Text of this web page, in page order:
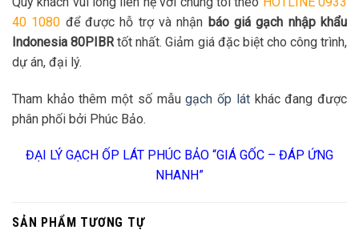
40 1080 để được hỗ trợ và nhận báo giá gạch nhập khẩu
Indonesia 80PIBRtốt nhất. Giảm giá đặc biệt cho công trình,
dự án, đại lý.
Tham khảo thêm một số mẫugạch ốp látkhác đang được
phân phối bởi Phúc Bảo.
ĐẠI LÝ GẠCH ỐP LÁT PHÚC BẢO “GIÁ GỐC – ĐÁP ỨNG
NHANH”
SẢN PHẨM TƯƠNG TỰ